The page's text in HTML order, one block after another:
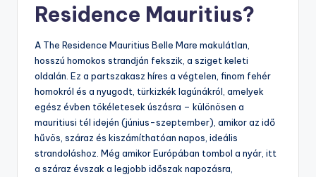
Residence Mauritius?
A The Residence Mauritius Belle Mare makulátlan,
hosszú homokos strandján fekszik, a sziget keleti
oldalán. Ez a partszakasz híres a végtelen, finom fehér
homokról és a nyugodt, türkizkék lagúnákról, amelyek
egész évben tökéletesek úszásra – különösen a
mauritiusi tél idején (június-szeptember), amikor az idő
hűvös, száraz és kiszámíthatóan napos, ideális
strandoláshoz. Még amikor Európában tombol a nyár, itt
a száraz évszak a legjobb időszak napozásra,